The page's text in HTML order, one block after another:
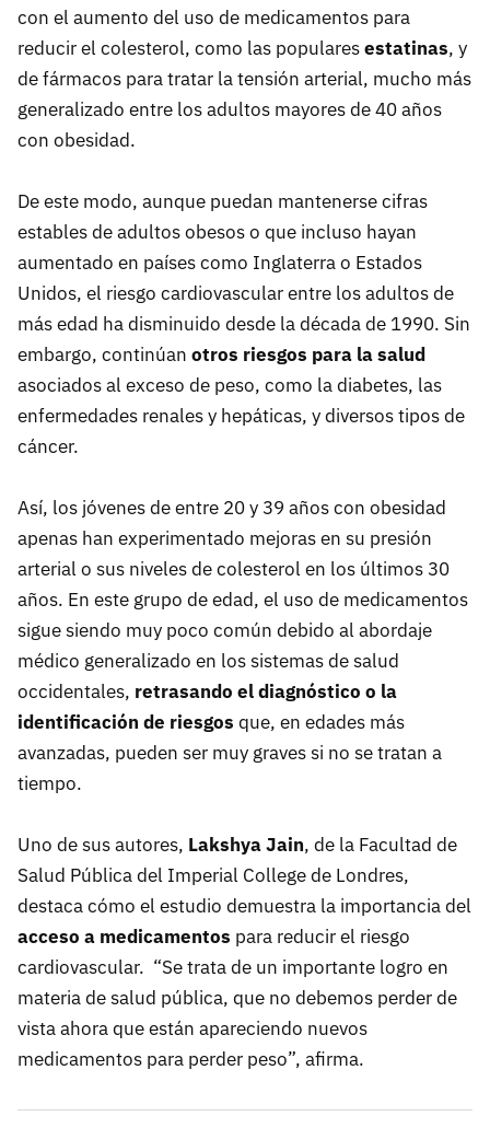
con el aumento del uso de medicamentos para
reducir el colesterol, como las popularesestatinas, y
de fármacos para tratar la tensión arterial, mucho más
generalizado entre los adultos mayores de 40 años
con obesidad.
De este modo, aunque puedan mantenerse cifras
estables de adultos obesos o que incluso hayan
aumentado en países como Inglaterra o Estados
Unidos, el riesgo cardiovascular entre los adultos de
más edad ha disminuido desde la década de 1990. Sin
embargo, continúan otros riesgos para la salud
asociados al exceso de peso, como la diabetes, las
enfermedades renales y hepáticas, y diversos tipos de
cáncer.
Así, los jóvenes de entre 20 y 39 años con obesidad
apenas han experimentado mejoras en su presión
arterial o sus niveles de colesterol en los últimos 30
años. En este grupo de edad, el uso de medicamentos
sigue siendo muy poco común debido al abordaje
médico generalizado en los sistemas de salud
occidentales, retrasando el diagnóstico o la
identificación de riesgos que, en edades más
avanzadas, pueden ser muy graves si no se tratan a
tiempo.
Uno de sus autores, Lakshya Jain, de la Facultad de
Salud Pública del Imperial College de Londres,
destaca cómo el estudio demuestra la importancia del
acceso a medicamentos para reducir el riesgo
cardiovascular. “Se trata de un importante logro en
materia de salud pública, que no debemos perder de
vista ahora que están apareciendo nuevos
medicamentos para perder peso”, afirma.